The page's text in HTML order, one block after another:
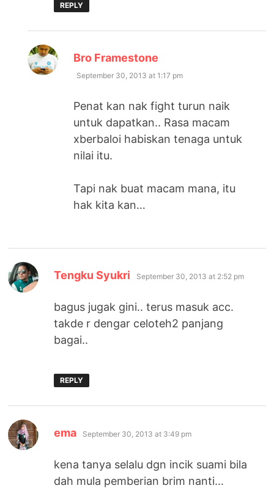
REPLY
Bro Framestone
September 30, 2013 at 1:17 pm
Penat kan nak fight turun naik
untuk dapatkan.. Rasa macam
xberbaloi habiskan tenaga untuk
nilai itu.
Tapi nak buat macam mana, itu
hak kita kan…
Tengku Syukri says:
September 30, 2013 at 2:52 pm
bagus jugak gini.. terus masuk acc.
takde r dengar celoteh2 panjang
bagai..
REPLY
ema says:
September 30, 2013 at 3:49 pm
kena tanya selalu dgn incik suami bila
dah mula pemberian brim nanti…